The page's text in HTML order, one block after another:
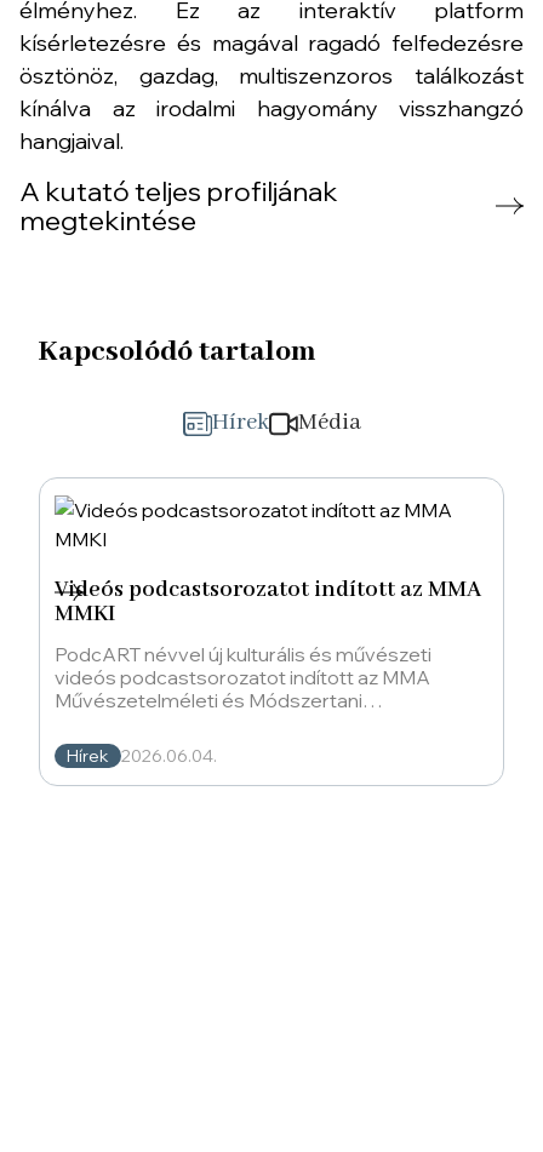
élményhez. Ez az interaktív platform
kísérletezésre és magával ragadó felfedezésre
ösztönöz, gazdag, multiszenzoros találkozást
kínálva az irodalmi hagyomány visszhangzó
hangjaival.
A kutató teljes profiljának
megtekintése
Kapcsolódó tartalom
Hírek Média
Videós podcastsorozatot indított az MMA
MMKI
PodcART névvel új kulturális és művészeti
videós podcastsorozatot indított az MMA
Művészetelméleti és Módszertani
Hírek 2026.06.04.